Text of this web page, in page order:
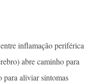
inflamação periférica
abre caminho para
para aliviar sintomas